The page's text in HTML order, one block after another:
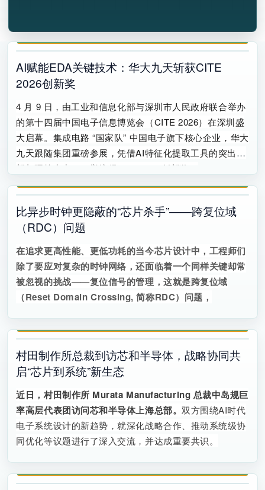
AI赋能EDA关键技术：华大九天斩获CITE
2026创新奖
4 月 9 日，由工业和信息化部与深圳市人民政府联合举办
的第十四届中国电子信息博览会（CITE 2026）在深圳盛
大启幕。 集成电路 “国家队” 中国电子旗下核心企业，华大
九天跟随集团重磅参展，凭借AI特征化提取工具的突出创
新与硬核实力，一举摘得2026 CITE创新奖，
比异步时钟更隐蔽的“芯片杀手”——跨复位域
（RDC）问题
在追求更高性能、更低功耗的当今芯片设计中，工程师们
除了要应对复杂的时钟网络，还面临着一个同样关键却常
被忽视的挑战——复位信号的管理，这就是跨复位域
（Reset Domain Crossing,简称RDC）问题，
村田制作所总裁到访芯和半导体，战略协同共
启“芯片到系统”新生态
近日，村田制作所 Murata Manufacturing 总裁中岛规巨
率高层代表团访问芯和半导体上海总部。双方围绕AI时代
电子系统设计的新趋势，就深化战略合作、推动系统级协
同优化等议题进行了深入交流，并达成重要共识。